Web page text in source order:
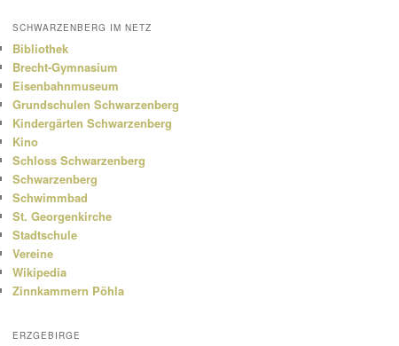
SCHWARZENBERG IM NETZ
Bibliothek
Brecht-Gymnasium
Eisenbahnmuseum
Grundschulen Schwarzenberg
Kindergärten Schwarzenberg
Kino
Schloss Schwarzenberg
Schwarzenberg
Schwimmbad
St. Georgenkirche
Stadtschule
Vereine
Wikipedia
Zinnkammern Pöhla
ERZGEBIRGE